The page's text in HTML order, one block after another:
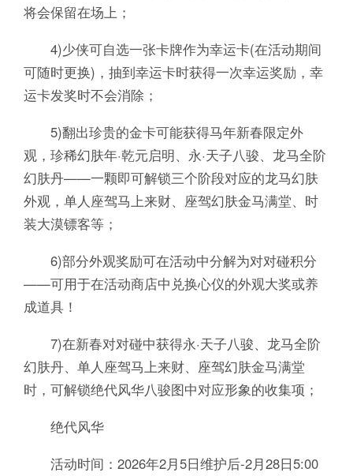
将会保留在场上；
4)少侠可自选一张卡牌作为幸运卡(在活动期间
可随时更换)，抽到幸运卡时获得一次幸运奖励，幸
运卡发奖时不会消除；
5)翻出珍贵的金卡可能获得马年新春限定外
观，珍稀幻肤年·乾元启明、永·天子八骏、龙马全阶
幻肤丹——一颗即可解锁三个阶段对应的龙马幻肤
外观，单人座驾马上来财、座驾幻肤金马满堂、时
装大漠镖客等；
6)部分外观奖励可在活动中分解为对对碰积分
——可用于在活动商店中兑换心仪的外观大奖或养
成道具！
7)在新春对对碰中获得永·天子八骏、龙马全阶
幻肤丹、单人座驾马上来财、座驾幻肤金马满堂
时，可解锁绝代风华八骏图中对应形象的收集项；
绝代风华
活动时间：2026年2月5日维护后-2月28日5:00